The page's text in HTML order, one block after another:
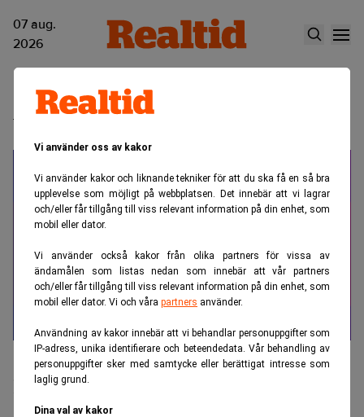
Vi använder oss av kakor
Vi använder kakor och liknande tekniker för att du ska få en så bra
upplevelse som möjligt på webbplatsen. Det innebär att vi lagrar
och/eller får tillgång till viss relevant information på din enhet, som
mobil eller dator.
Vi använder också kakor från olika partners för vissa av
ändamålen som listas nedan som innebär att vår partners
och/eller får tillgång till viss relevant information på din enhet, som
mobil eller dator. Vi och våra partners använder.
Användning av kakor innebär att vi behandlar personuppgifter som
IP-adress, unika identifierare och beteendedata. Vår behandling av
personuppgifter sker med samtycke eller berättigat intresse som
laglig grund.
Dina val av kakor
07 aug.
2026
von Feilitzen & Partners
"Hon äger!" Realtid hyllar Sveriges
kvinnliga entreprenörselit över 50